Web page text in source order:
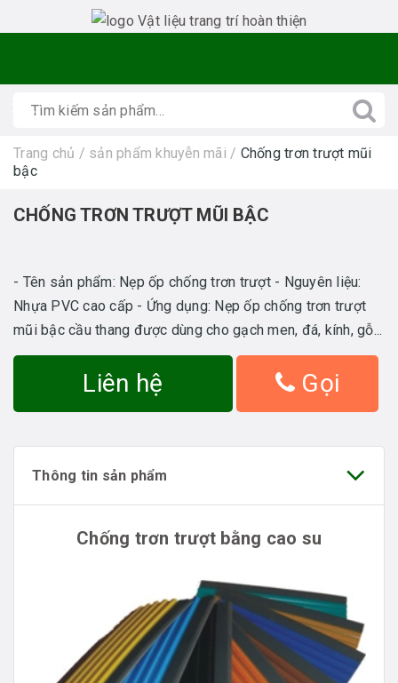
Trang chủ / sản phẩm khuyễn mãi / Chống trơn trượt mũi
bậc
CHỐNG TRƠN TRƯỢT MŨI BẬC
- Tên sản phẩm: Nẹp ốp chống trơn trượt - Nguyên liệu:
Nhựa PVC cao cấp - Ứng dụng: Nẹp ốp chống trơn trượt
mũi bậc cầu thang được dùng cho gạch men, đá, kính, gỗ...
Liên hệ Gọi
Thông tin sản phẩm
Chống trơn trượt bằng cao su